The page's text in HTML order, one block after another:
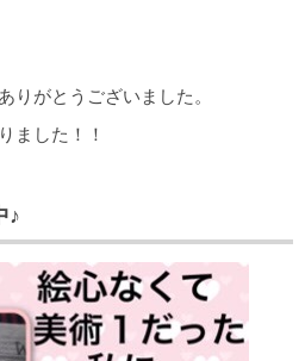
りがとうございました。
ました！！
♪